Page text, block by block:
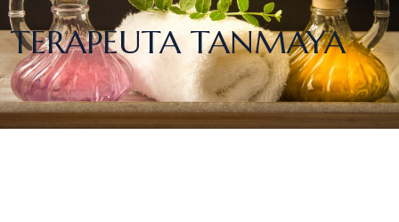
TERAPEUTA TANMAYA